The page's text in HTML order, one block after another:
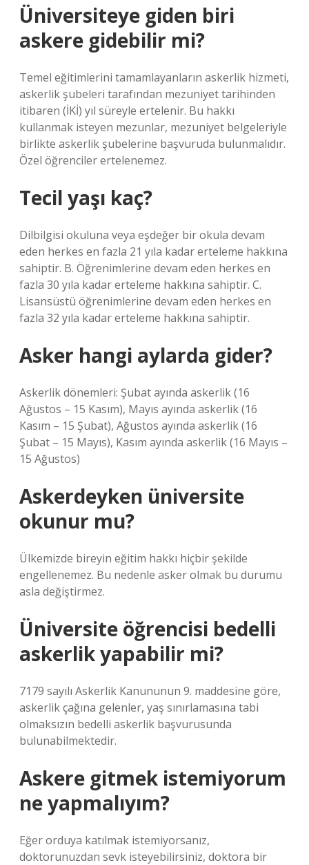
Üniversiteye giden biri
askere gidebilir mi?
Temel eğitimlerini tamamlayanların askerlik hizmeti,
askerlik şubeleri tarafından mezuniyet tarihinden
itibaren (İKİ) yıl süreyle ertelenir. Bu hakkı
kullanmak isteyen mezunlar, mezuniyet belgeleriyle
birlikte askerlik şubelerine başvuruda bulunmalıdır.
Özel öğrenciler ertelenemez.
Tecil yaşı kaç?
Dilbilgisi okuluna veya eşdeğer bir okula devam
eden herkes en fazla 21 yıla kadar erteleme hakkına
sahiptir. B. Öğrenimlerine devam eden herkes en
fazla 30 yıla kadar erteleme hakkına sahiptir. C.
Lisansüstü öğrenimlerine devam eden herkes en
fazla 32 yıla kadar erteleme hakkına sahiptir.
Asker hangi aylarda gider?
Askerlik dönemleri: Şubat ayında askerlik (16
Ağustos – 15 Kasım), Mayıs ayında askerlik (16
Kasım – 15 Şubat), Ağustos ayında askerlik (16
Şubat – 15 Mayıs), Kasım ayında askerlik (16 Mayıs –
15 Ağustos)
Askerdeyken üniversite
okunur mu?
Ülkemizde bireyin eğitim hakkı hiçbir şekilde
engellenemez. Bu nedenle asker olmak bu durumu
asla değiştirmez.
Üniversite öğrencisi bedelli
askerlik yapabilir mi?
7179 sayılı Askerlik Kanununun 9. maddesine göre,
askerlik çağına gelenler, yaş sınırlamasına tabi
olmaksızın bedelli askerlik başvurusunda
bulunabilmektedir.
Askere gitmek istemiyorum
ne yapmalıyım?
Eğer orduya katılmak istemiyorsanız,
doktorunuzdan sevk isteyebilirsiniz, doktora bir